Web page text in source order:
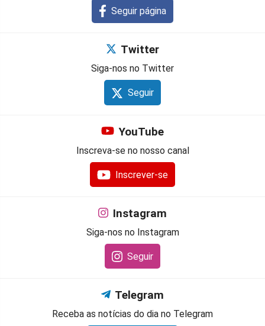
Seguir página
Twitter
Siga-nos no Twitter
Seguir
YouTube
Inscreva-se no nosso canal
Inscrever-se
Instagram
Siga-nos no Instagram
Seguir
Telegram
Receba as notícias do dia no Telegram